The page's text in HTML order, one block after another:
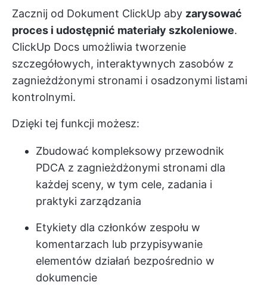
Zacznij od Dokument ClickUp aby zarysować
proces i udostępnić materiały szkoleniowe.
ClickUp Docs umożliwia tworzenie
szczegółowych, interaktywnych zasobów z
zagnieżdżonymi stronami i osadzonymi listami
kontrolnymi.
Dzięki tej funkcji możesz:
Zbudować kompleksowy przewodnik
PDCA z zagnieżdżonymi stronami dla
każdej sceny, w tym cele, zadania i
praktyki zarządzania
Etykiety dla członków zespołu w
komentarzach lub przypisywanie
elementów działań bezpośrednio w
dokumencie